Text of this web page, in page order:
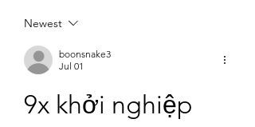
Newest
boonsnake3
Jul 01
9x khởi nghiệp